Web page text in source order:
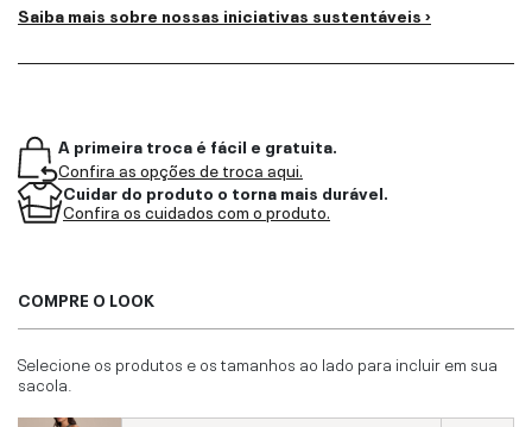
Saiba mais sobre nossas iniciativas sustentáveis ›
A primeira troca é fácil e gratuita.
Confira as opções de troca aqui.
Cuidar do produto o torna mais durável.
Confira os cuidados com o produto.
COMPRE O LOOK
Selecione os produtos e os tamanhos ao lado para incluir em sua
sacola.